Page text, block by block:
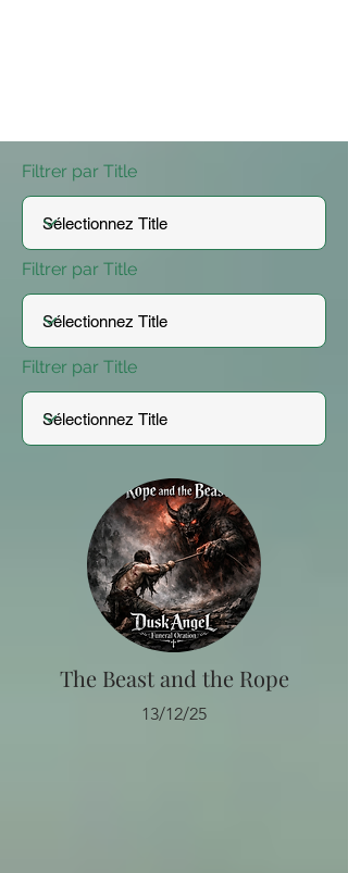
Filtrer par Title
Filtrer par Title
Filtrer par Title
The Beast and the Rope
13/12/25